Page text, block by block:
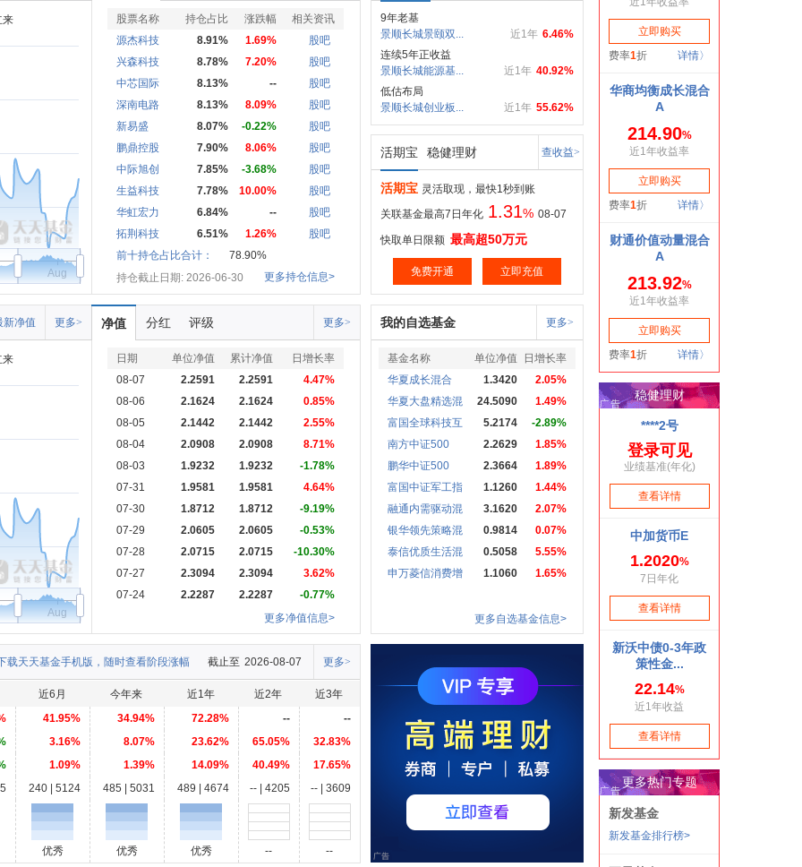
来
Aug
股票名称 持仓占比 涨跌幅
相关资讯
源杰科技
8.91% 1.69%
股吧
兴森科技
8.78% 7.20%
股吧
中芯国际
8.13% --
股吧
深南电路
8.13% 8.09%
股吧
新易盛
8.07% -0.22%
股吧
鹏鼎控股
7.90% 8.06%
股吧
中际旭创
7.85% -3.68%
股吧
生益科技
7.78% 10.00%
股吧
华虹宏力
6.84% --
股吧
拓荆科技
6.51% 1.26%
股吧
前十持仓占比合计：
78.90%
持仓截止日期: 2026-06-30
更多持仓信息>
9年老基
6.46%
近1年
景顺长城景颐双...
连续5年正收益
40.92%
近1年
景顺长城能源基...
低估布局
55.62%
近1年
景顺长城创业板...
活期宝 稳健理财 查收益>
活期宝 灵活取现，最快1秒到账
关联基金最高7日年化 1.31% 08-07
快取单日限额 最高超50万元
免费开通 立即充值
更多>
新净值
来
Aug
净值 分红 评级 更多>
日期 单位净值 累计净值
日增长率
08-07
2.2591 2.2591
4.47%
08-06
2.1624 2.1624
0.85%
08-05
2.1442 2.1442
2.55%
08-04
2.0908 2.0908
8.71%
08-03
1.9232 1.9232
-1.78%
07-31
1.9581 1.9581
4.64%
07-30
1.8712 1.8712
-9.19%
07-29
2.0605 2.0605
-0.53%
07-28
2.0715 2.0715
-10.30%
07-27
2.3094 2.3094
3.62%
07-24
2.2287 2.2287
-0.77%
更多净值信息>
我的自选基金 更多>
基金名称 单位净值
日增长率
华夏成长混合
1.3420
2.05%
华夏大盘精选混
24.5090
1.49%
富国全球科技互
5.2174
-2.89%
南方中证500
2.2629
1.85%
鹏华中证500
2.3664
1.89%
富国中证军工指
1.1260
1.44%
融通内需驱动混
3.1620
2.07%
银华领先策略混
0.9814
0.07%
泰信优质生活混
0.5058
5.55%
申万菱信消费增
1.1060 1.65%
更多自选基金信息>
更多>
截止至 2026-08-07
载天天基金手机版，随时查看阶段涨幅
近6月 今年来 近1年 近2年
近3年
41.95% 34.94% 72.28% --
--
3.16% 8.07% 23.62% 65.05%
32.83%
1.09% 1.39% 14.09% 40.49%
17.65%
240 | 5124 485 | 5031 489 | 4674 -- | 4205 -- | 3609
优秀 优秀 优秀 -- --